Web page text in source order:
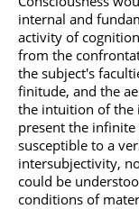
internal and
activity of
from the
the subject's
finitude, and the
the intuition of the
present the
susceptible to a
intersubjectivity,
could be
conditions of